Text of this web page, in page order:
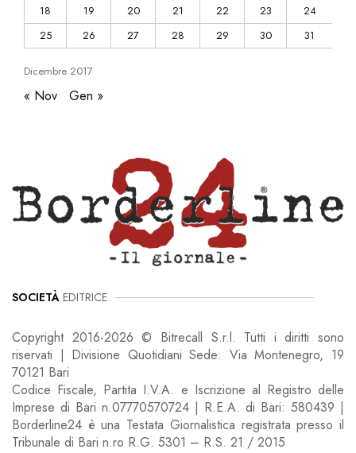
Dicembre 2017
18
19 20 21 22 23
24
25
26 27 28 29 30 31
« Nov Gen »
SOCIETÀ EDITRICE
Copyright 2016-2026 © Bitrecall S.r.l. Tutti i diritti sono
riservati | Divisione Quotidiani Sede: Via Montenegro, 19
70121 Bari
Codice Fiscale, Partita I.V.A. e Iscrizione al Registro delle
Imprese di Bari n.07770570724 | R.E.A. di Bari: 580439 |
Borderline24 è una Testata Giornalistica registrata presso il
Tribunale di Bari n.ro R.G. 5301 – R.S. 21 / 2015